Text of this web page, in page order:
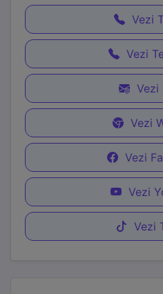
Vezi
Vezi
Vezi
Vezi
Vezi
Vezi
Vezi